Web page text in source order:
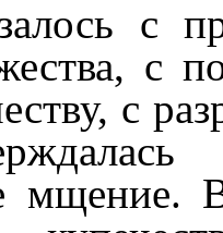
с
с
с
мщение.